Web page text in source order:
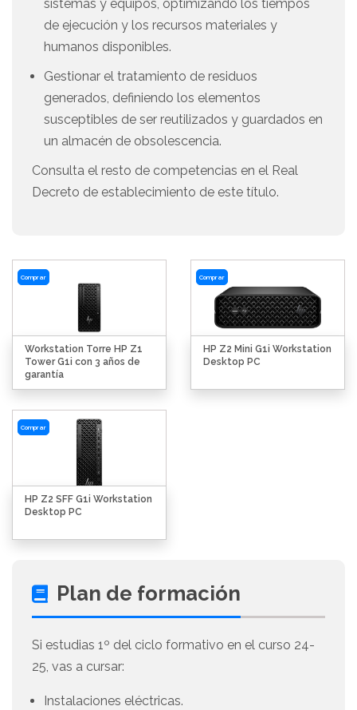
sistemas y equipos, optimizando los tiempos
de ejecución y los recursos materiales y
humanos disponibles.
Gestionar el tratamiento de residuos
generados, definiendo los elementos
susceptibles de ser reutilizados y guardados en
un almacén de obsolescencia.
Consulta el resto de competencias en el Real
Decreto de establecimiento de este título.
Comprar
Workstation Torre HP Z1
Tower G1i con 3 años de
garantía
Comprar
HP Z2 Mini G1i Workstation
Desktop PC
Comprar
HP Z2 SFF G1i Workstation
Desktop PC
Plan de formación
Si estudias 1º del ciclo formativo en el curso 24-
25, vas a cursar:
Instalaciones eléctricas.